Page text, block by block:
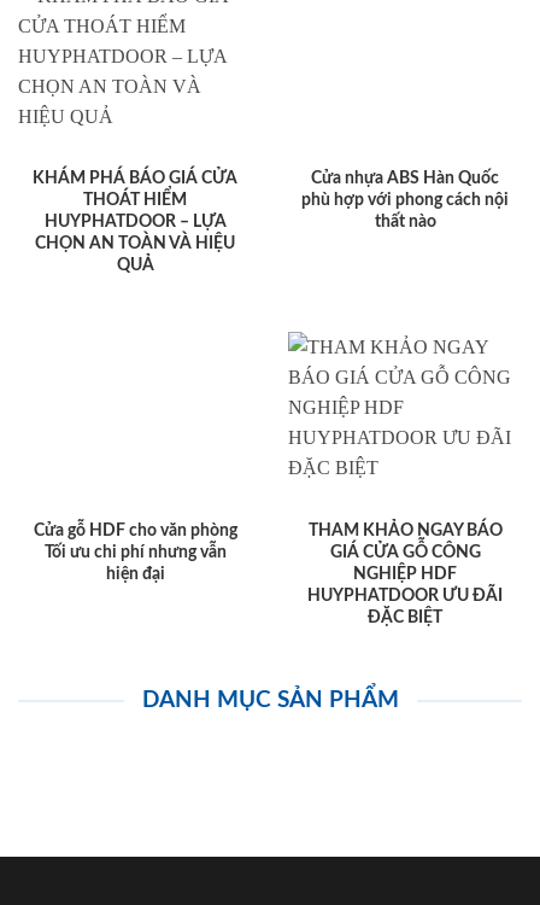
KHÁM PHÁ BÁO GIÁ CỬA
THOÁT HIỂM
HUYPHATDOOR – LỰA
CHỌN AN TOÀN VÀ HIỆU
QUẢ
Cửa nhựa ABS Hàn Quốc
phù hợp với phong cách nội
thất nào
Cửa gỗ HDF cho văn phòng
Tối ưu chi phí nhưng vẫn
hiện đại
THAM KHẢO NGAY BÁO
GIÁ CỬA GỖ CÔNG
NGHIỆP HDF
HUYPHATDOOR ƯU ĐÃI
ĐẶC BIỆT
DANH MỤC SẢN PHẨM